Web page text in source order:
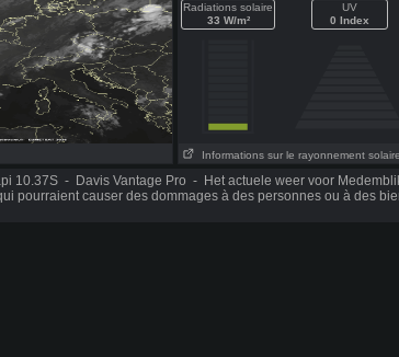
Radiations solaire
33 W/m²
UV
0 Index
Informations sur le rayonnement solaire
10.37S - Davis Vantage Pro - Het actuele weer voor
pourraient causer des dommages à des personnes ou à des